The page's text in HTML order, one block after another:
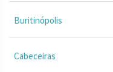
Buritinópolis
Cabeceiras